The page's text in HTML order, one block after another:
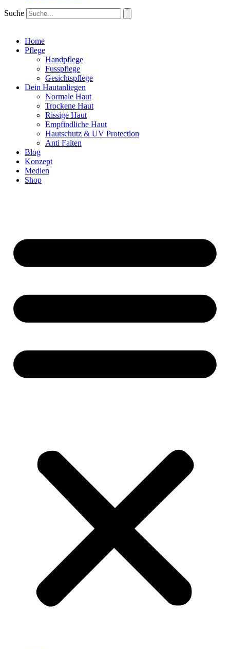
Suche
Home
Pflege
Handpflege
Fusspflege
Gesichtspflege
Dein Hautanliegen
Normale Haut
Trockene Haut
Rissige Haut
Empfindliche Haut
Hautschutz & UV Protection
Anti Falten
Blog
Konzept
Medien
Shop